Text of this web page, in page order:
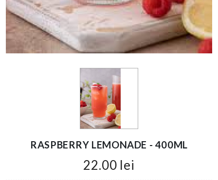
RASPBERRY LEMONADE - 400ML
22.00 lei